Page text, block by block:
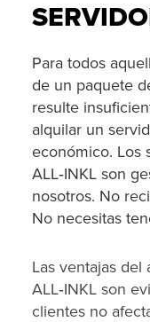
Para todos
de un paquete
resulte
alquilar un
económico. Los
ALL‑INKL son
nosotros. No
No necesitas
Las ventajas
ALL‑INKL son
clientes no